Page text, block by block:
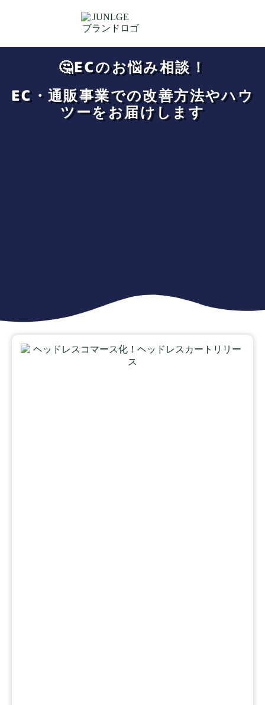
🤔ECのお悩み相談！
EC・通販事業での改善方法やハウ
ツーをお届けします